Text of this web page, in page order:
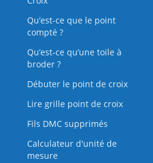
Qu’est-ce que le point
compté ?
Qu’est‑ce qu’une toile à
broder ?
Débuter le point de croix
Lire grille point de croix
Fils DMC supprimés
Calculateur d'unité de
mesure